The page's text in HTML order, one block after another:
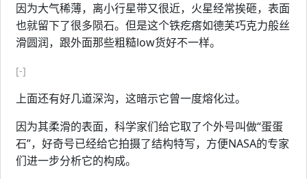
因为大气稀薄，离小行星带又很近，火星经常挨砸，表面
也就留下了很多陨石。但是这个铁疙瘩如德芙巧克力般丝
滑圆润，跟外面那些粗糙low货好不一样。
[-]
上面还有好几道深沟，这暗示它曾一度熔化过。
因为其柔滑的表面，科学家们给它取了个外号叫做“蛋蛋
石”，好奇号已经给它拍摄了结构特写，方便NASA的专家
们进一步分析它的构成。